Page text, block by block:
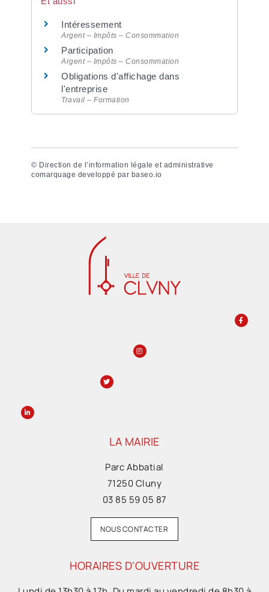
Intéressement
Argent – Impôts – Consommation
Participation
Argent – Impôts – Consommation
Obligations d'affichage dans
l'entreprise
Travail – Formation
© Direction de l’information légale et administrative
comarquage developpé par baseo.io
LA MAIRIE
Parc Abbatial
71250 Cluny
03 85 59 05 87
NOUS CONTACTER
HORAIRES D'OUVERTURE